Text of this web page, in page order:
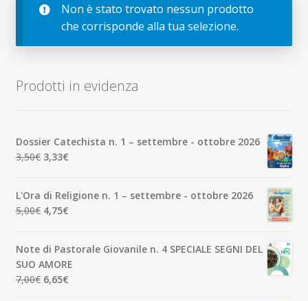
menu
Non è stato trovato nessun prodotto
che corrisponde alla tua selezione.
Prodotti in evidenza
Dossier Catechista n. 1 – settembre - ottobre 2026
3,50€ Il
era:
3,50€.
3,33€Il
è:
3,33€.
L'Ora di Religione n. 1 – settembre - ottobre 2026
5,00€ Il
era:
5,00€.
4,75€Il
è:
4,75€.
Note di Pastorale Giovanile n. 4 SPECIALE SEGNI DEL
SUO AMORE
7,00€ Il
6,65€Il